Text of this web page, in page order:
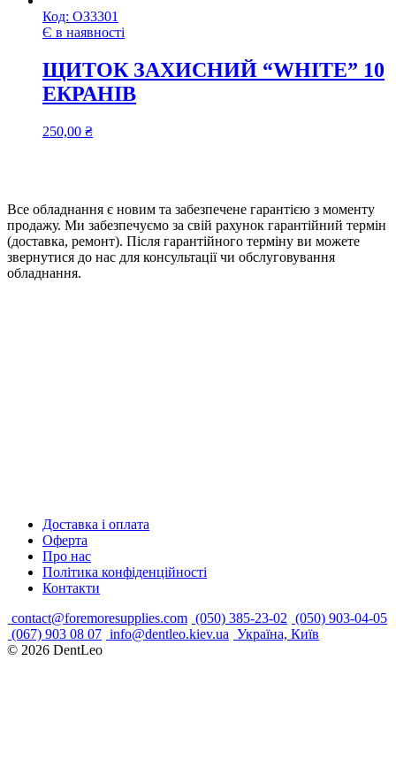
Код: ОЗ3301
Є в наявності
ЩИТОК ЗАХИСНИЙ “WHITE” 10
ЕКРАНІВ
250,00 ₴
Все обладнання є новим та забезпечене гарантією з моменту
продажу. Ми забезпечуємо за свій рахунок гарантійний термін
(доставка, ремонт). Після гарантійного терміну ви можете
звернутися до нас для консультації чи обслуговування
обладнання.
Доставка і оплата
Оферта
Про нас
Політика конфіденційності
Контакти
contact@foremoresupplies.com (050) 385-23-02 (050) 903-04-05
(067) 903 08 07 info@dentleo.kiev.ua Україна, Київ
© 2026 DentLeo